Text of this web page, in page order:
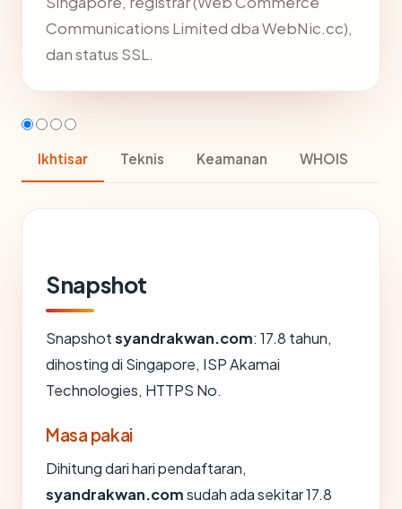
Communications Limited dba WebNic.cc),
dan status SSL.
Ikhtisar Teknis Keamanan WHOIS
Snapshot
Snapshotsyandrakwan.com: 17.8 tahun,
dihosting di Singapore, ISP Akamai
Technologies, HTTPS No.
Masa pakai
Dihitung dari hari pendaftaran,
syandrakwan.comsudah ada sekitar 17.8